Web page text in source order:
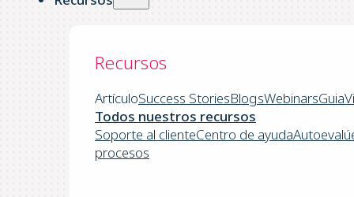
Recursos
ArtículoSuccess StoriesBlogsWebinarsGuia
Todos nuestros recursos
Soporte al clienteCentro de ayuda
procesos